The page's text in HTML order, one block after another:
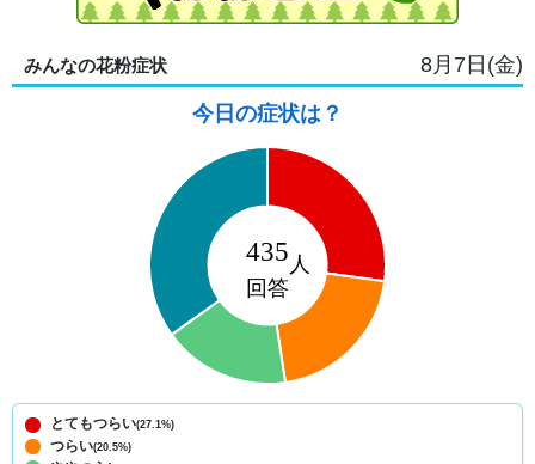
みんなの花粉症状 8月7日(金)
今日の症状は？
とてもつらい(27.1%)
つらい(20.5%)